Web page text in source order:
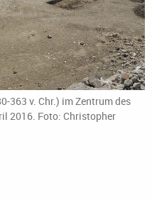
363 v. Chr.) im Zentrum des
2016. Foto: Christopher